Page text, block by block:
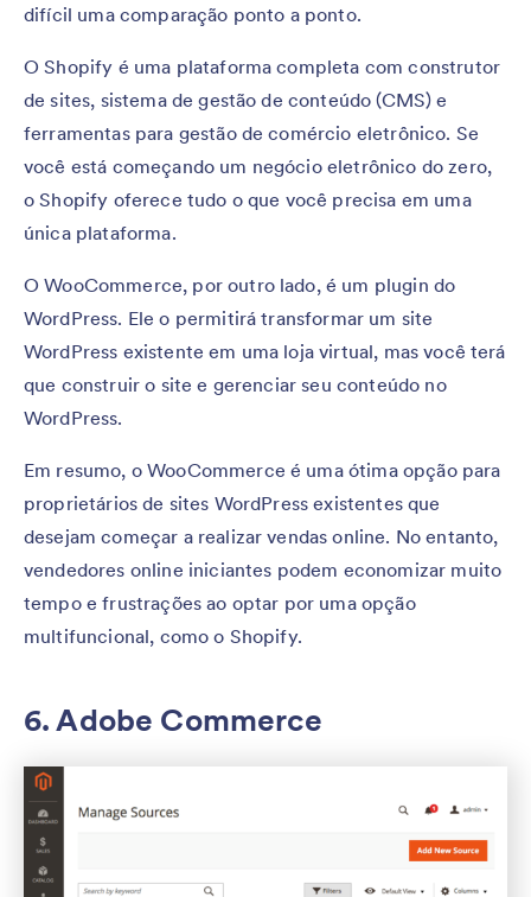
difícil uma comparação ponto a ponto.
O Shopify é uma plataforma completa com construtor
de sites, sistema de gestão de conteúdo (CMS) e
ferramentas para gestão de comércio eletrônico. Se
você está começando um negócio eletrônico do zero,
o Shopify oferece tudo o que você precisa em uma
única plataforma.
O WooCommerce, por outro lado, é um plugin do
WordPress. Ele o permitirá transformar um site
WordPress existente em uma loja virtual, mas você terá
que construir o site e gerenciar seu conteúdo no
WordPress.
Em resumo, o WooCommerce é uma ótima opção para
proprietários de sites WordPress existentes que
desejam começar a realizar vendas online. No entanto,
vendedores online iniciantes podem economizar muito
tempo e frustrações ao optar por uma opção
multifuncional, como o Shopify.
6. Adobe Commerce